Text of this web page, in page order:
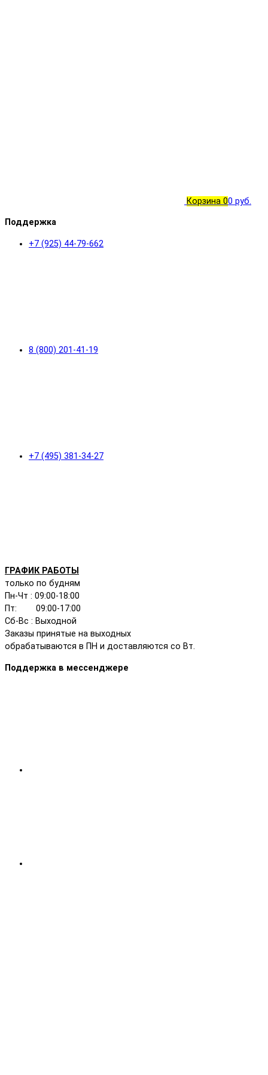
Корзина 00 руб.
Поддержка
+7 (925) 44-79-662
8 (800) 201-41-19
+7 (495) 381-34-27
ГРАФИК РАБОТЫ
только по будням
Пн-Чт : 09:00-18:00
Пт: 09:00-17:00
Сб-Вс : Выходной
Заказы принятые на выходных
обрабатываются в ПН и доставляются со Вт.
Поддержка в мессенджере